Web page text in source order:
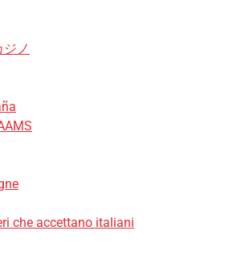
ノ
che accettano italiani